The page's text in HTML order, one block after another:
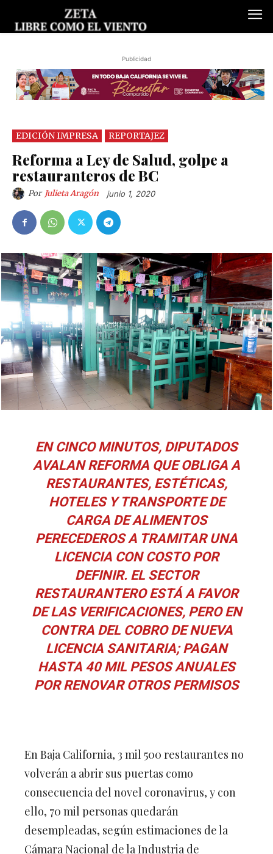
Publicidad
EDICIÓN IMPRESA REPORTAJEZ
Reforma a Ley de Salud, golpe a
restauranteros de BC
Julieta Aragón
EN CINCO MINUTOS, DIPUTADOS
AVALAN REFORMA QUE OBLIGA A
RESTAURANTES, ESTÉTICAS,
HOTELES Y TRANSPORTE DE
CARGA DE ALIMENTOS
PERECEDEROS A TRAMITAR UNA
LICENCIA CON COSTO POR
DEFINIR. EL SECTOR
RESTAURANTERO ESTÁ A FAVOR
DE LAS VERIFICACIONES, PERO EN
CONTRA DEL COBRO DE NUEVA
LICENCIA SANITARIA; PAGAN
HASTA 40 MIL PESOS ANUALES
POR RENOVAR OTROS PERMISOS
En Baja California, 3 mil 500 restaurantes no
volverán a abrir sus puertas como
consecuencia del novel coronavirus, y con
ello, 70 mil personas quedarán
desempleadas, según estimaciones de la
Cámara Nacional de la Industria de